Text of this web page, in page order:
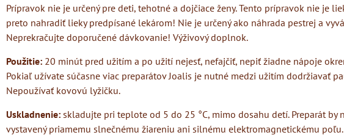
Prípravok nie je určený pre deti, tehotné a dojčiace ženy. Tento prípravok nie je
preto nahradiť lieky predpísané lekárom! Nie je určený ako náhrada pestrej a
Neprekračujte doporučené dávkovanie! Výživový doplnok.
Použitie: 20 minút pred užitím a po užití nejesť, nefajčiť, nepiť žiadne nápoje
Pokiaľ užívate súčasne viac preparátov Joalis je nutné medzi užitím dodržiavať
Nepoužívať kovovú lyžičku.
Uskladnenie: skladujte pri teplote od 5 do 25 °C, mimo dosahu detí. Preparát by
vystavený priamemu slnečnému žiareniu ani silnému elektromagnetickému